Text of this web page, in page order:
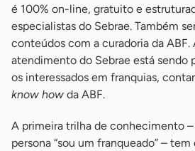
é 100% on-line, gratuito e
especialistas do Sebrae. Também
conteúdos com a curadoria da ABF.
atendimento do Sebrae está sendo
os interessados em franquias,
know how da ABF.
A primeira trilha de conhecimento –
persona “sou um franqueado” –